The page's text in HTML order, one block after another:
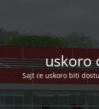
uskoro
Sajt će uskoro biti